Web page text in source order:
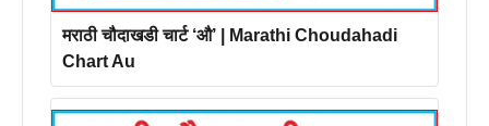
मराठी चौदाखडी चार्ट ‘औ’ | Marathi Choudahadi
Chart Au